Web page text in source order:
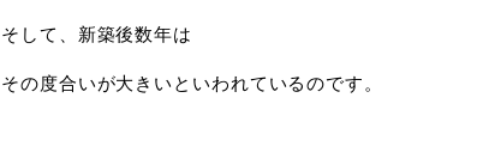
そして、新築後数年は
その度合いが大きいといわれているのです。